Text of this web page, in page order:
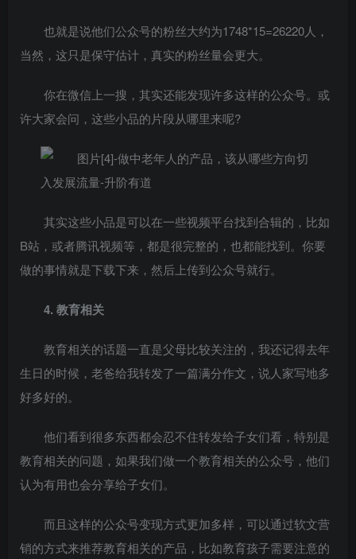
也就是说他们公众号的粉丝大约为1748*15=26220人，
当然，这只是保守估计，真实的粉丝量会更大。
你在微信上一搜，其实还能发现许多这样的公众号。或
许大家会问，这些小品的片段从哪里来呢?
其实这些小品是可以在一些视频平台找到合辑的，比如
B站，或者腾讯视频等，都是很完整的，也都能找到。你要
做的事情就是下载下来，然后上传到公众号就行。
4. 教育相关
教育相关的话题一直是父母比较关注的，我还记得去年
生日的时候，老爸给我转发了一篇满分作文，说人家写地多
好多好的。
他们看到很多东西都会忍不住转发给子女们看，特别是
教育相关的问题，如果我们做一个教育相关的公众号，他们
认为有用也会分享给子女们。
而且这样的公众号变现方式更加多样，可以通过软文营
销的方式来推荐教育相关的产品，比如教育孩子需要注意的